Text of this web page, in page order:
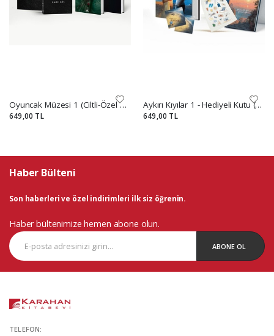
Oyuncak Müzesi 1 (Ciltli-Özel Kutulu Set)
649,00 TL
Aykırı Kıyılar 1 - Hediyeli Kutu (Ciltli)
649,00 TL
Haber Bülteni
Son haberleri ve özel indirimleri ilk siz öğrenin.
Haber bültenimize hemen abone olun.
ABONE OL
TELEFON: